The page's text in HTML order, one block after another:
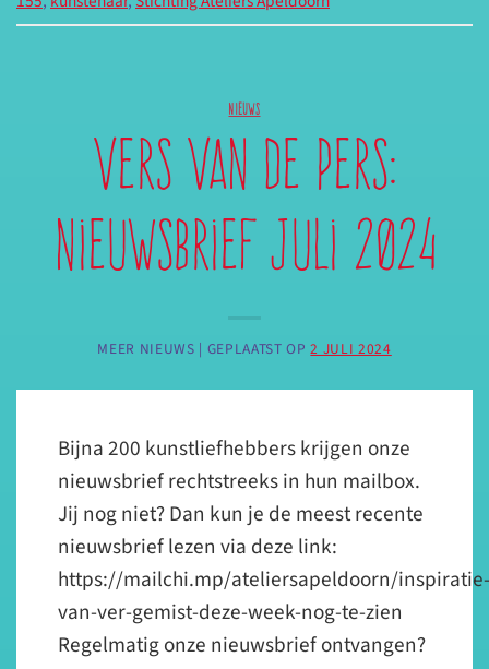
NIEUWS
Vers van de pers:
nieuwsbrief juli 2024
MEER NIEUWS | GEPLAATST OP2 JULI 2024
Bijna 200 kunstliefhebbers krijgen onze
nieuwsbrief rechtstreeks in hun mailbox.
Jij nog niet? Dan kun je de meest recente
nieuwsbrief lezen via deze link:
https://mailchi.mp/ateliersapeldoorn/
van-ver-gemist-deze-week-nog-te-zien
Regelmatig onze nieuwsbrief ontvangen?